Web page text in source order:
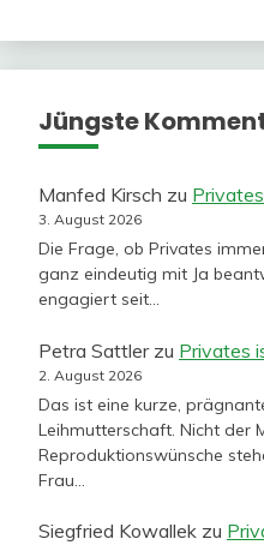
Jüngste
Manfed Kirsch zu
3. August 2026
Die Frage, ob Privates
ganz eindeutig mit Ja
engagiert seit…
Petra Sattlerzu Privates
2. August 2026
Das ist eine kurze,
Leihmutterschaft. Nicht der
Reproduktionswünsche
Frau…
Siegfried Kowallek zu